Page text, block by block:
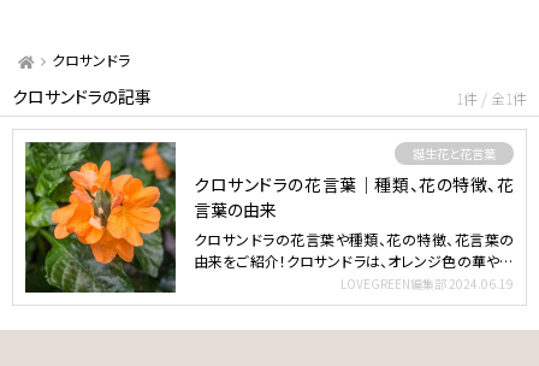
クロサンドラ
クロサンドラの記事 1件 / 全1件
誕生花と花言葉
クロサンドラの花言葉｜種類、花の特徴、花
言葉の由来
クロサンドラの花言葉や種類、花の特徴、花言葉の
由来をご紹介！クロサンドラは、オレンジ色の華やか
LOVEGREEN編集部 2024.06.19